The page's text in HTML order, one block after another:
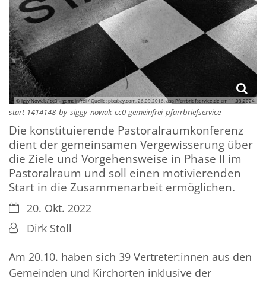
© iggy Nowak / cc0 – gemeinfrei / Quelle: pixabay.com, 26.09.2016, aus Pfarrbriefservice.de am 11.03.2024
start-1414148_by_siggy_nowak_cc0-gemeinfrei_pfarrbriefservice
Die konstituierende Pastoralraumkonferenz
dient der gemeinsamen Vergewisserung über
die Ziele und Vorgehensweise in Phase II im
Pastoralraum und soll einen motivierenden
Start in die Zusammenarbeit ermöglichen.
Datum:20. Okt. 2022
Von:Dirk Stoll
Am 20.10. haben sich 39 Vertreter:innen aus den
Gemeinden und Kirchorten inklusive der